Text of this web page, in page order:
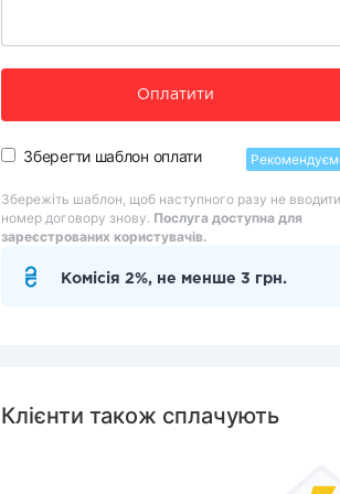
Оплатити
Зберегти шаблон оплати
Збережіть шаблон, щоб наступного разу не вводити
номер договору знову. Послуга доступна для
зареєстрованих користувачів.
Комісія 2%, не менше 3 грн.
Клієнти також сплачують